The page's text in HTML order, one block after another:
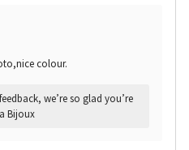
colour.
we’re so glad you’re
Bijoux